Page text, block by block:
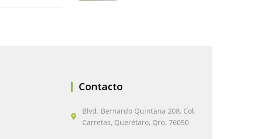
Contacto
Blvd. Bernardo Quintana 208, Col.
Carretas, Querétaro, Qro. 76050